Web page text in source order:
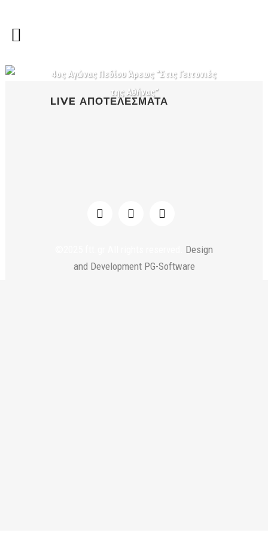
4ος Αγώνας Πεδίου Άρεως “Στις Γειτονιές
της Αθήνας”
LIVE ΑΠΟΤΕΛΈΣΜΑΤΑ
Design
and Development PG-Software